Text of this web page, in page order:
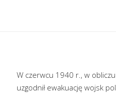
W czerwcu 1940 r., w
uzgodnił ewakuację wojsk